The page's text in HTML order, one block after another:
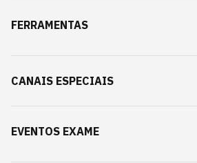
FERRAMENTAS
CANAIS ESPECIAIS
EVENTOS EXAME